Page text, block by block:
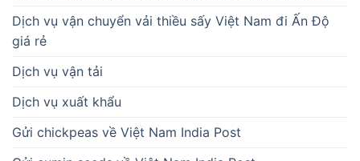
Dịch vụ vận chuyển vải thiều sấy Việt Nam đi Ấn Độ
giá rẻ
Dịch vụ vận tải
Dịch vụ xuất khẩu
Gửi chickpeas về Việt Nam India Post